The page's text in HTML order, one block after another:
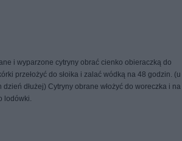
i wyparzone cytryny obrać cienko obieraczką do
przełożyć do słoika i zalać wódką na 48 godzin. (u
dzień dłużej) Cytryny obrane włożyć do woreczka i na
lodówki.